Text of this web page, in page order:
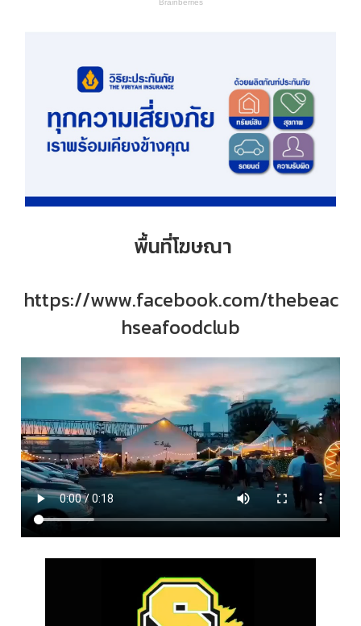
พื้นที่โฆษณา
https://www.facebook.com/thebeac
hseafoodclub